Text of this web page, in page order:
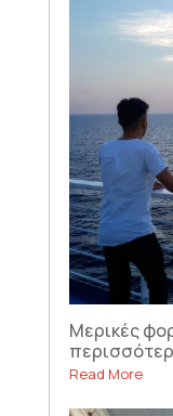
Μερικές
Read More